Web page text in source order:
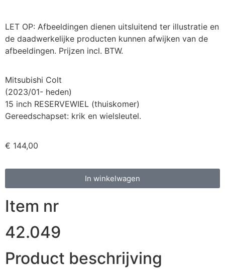
LET OP: Afbeeldingen dienen uitsluitend ter illustratie en
de daadwerkelijke producten kunnen afwijken van de
afbeeldingen. Prijzen incl. BTW.
Mitsubishi Colt
(2023/01- heden)
15 inch RESERVEWIEL (thuiskomer)
Gereedschapset: krik en wielsleutel.
€ 144,00
In winkelwagen
Item nr
42.049
Product beschrijving